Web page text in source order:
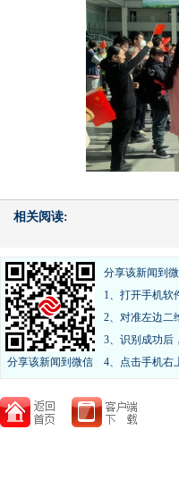
相关阅读:
分享该新闻到微信
分享该新闻到
1、打开手机软
2、对准左边二
3、识别成功后
4、点击手机右